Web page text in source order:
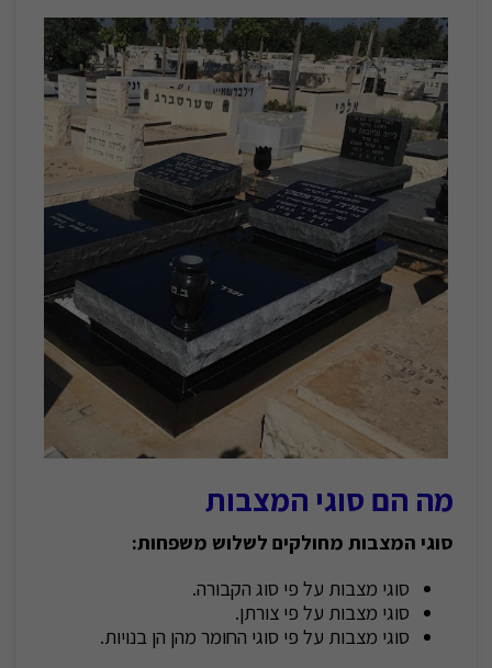
מה הם סוגי המצבות
סוגי המצבות מחולקים לשלוש משפחות:
סוגי מצבות על פי סוג הקבורה.
סוגי מצבות על פי צורתן.
סוגי מצבות על פי סוגי החומר מהן הן בנויות.